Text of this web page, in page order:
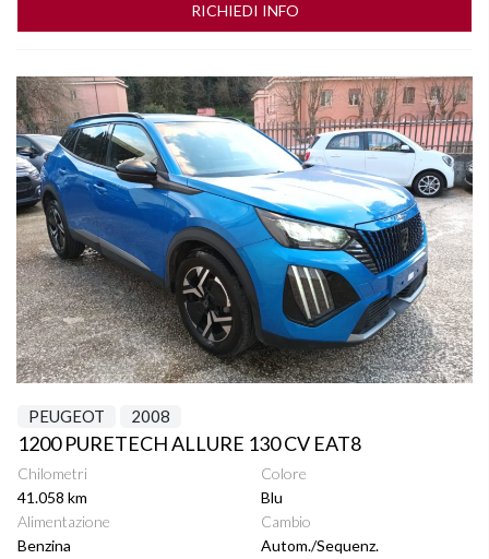
RICHIEDI INFO
Vedi dettagli
PEUGEOT 2008
1200 PURETECH ALLURE 130 CV EAT8
Chilometri
41.058 km
Colore
Blu
Alimentazione
Benzina
Cambio
Autom./Sequenz.